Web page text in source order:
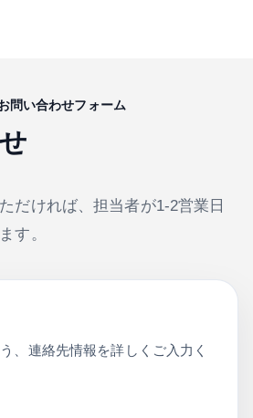
問い合わせフォーム
だければ、担当者が1-2営業日
す。
、連絡先情報を詳しくご入力く